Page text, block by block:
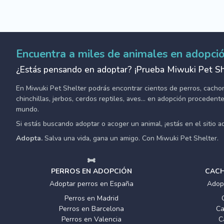
Encuentra a miles de animales en
¿Estás pensando en adoptar? ¡Prueba Miwuki Pet
En Miwuki Pet Shelter podrás encontrar cientos de perros,
chinchillas, jerbos, cerdos reptiles, aves... en adopción
mundo.
Si estás buscando adoptar o acoger un animal, ¡estás en el sitio
Adopta. Salva una vida, gana un amigo. Con Miwuki Pet Shelter.
PERROS EN ADOPCIÓN
Adoptar perros en España
Perros en Madrid
Perros en Barcelona
Perros en Valencia